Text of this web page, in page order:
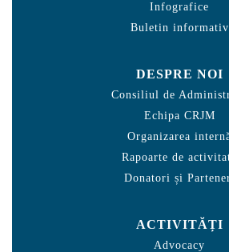
Infografice
Buletin informativ
DESPRE NOI
Consiliul de
Echipa CRJM
Organizarea
Rapoarte de
Donatori și
ACTIVITĂȚI
Advocacy